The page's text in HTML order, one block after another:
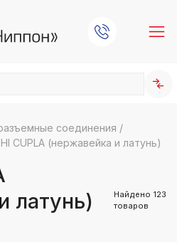
соединения /
CUPLA (нержавейка и латунь)
латунь)
Найдено 123
товаров